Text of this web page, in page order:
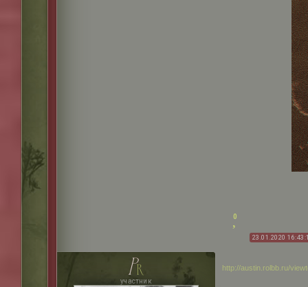
0
23.01.2020
pr
участник
http://austin.rolbb.ru/